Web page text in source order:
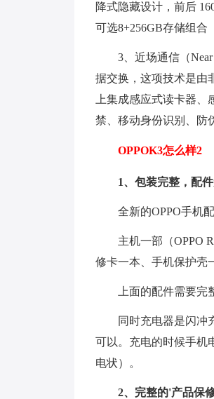
降式隐藏设计，前后
可选8+256GB存储组合
3、近场通信（
据交换，这项技术是由
上集成感应式读卡器
禁、移动身份识别、防
OPPOK3怎么样2
1、包装完整，配件
全新的OPPO手机
主机一部（OPPO
修卡一本、手机保护壳
上面的配件需要完
同时充电器是闪冲
可以。充电的时候手机
电状）。
2、完整的'产品保